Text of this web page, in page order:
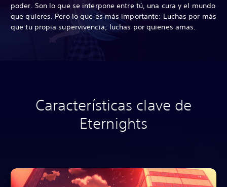
poder. Son lo que se interpone entre tú, una cura y el mundo
que quieres. Pero lo que es más importante: Luchas por más
que tu propia supervivencia; luchas por quienes amas.
Características clave de
Eternights